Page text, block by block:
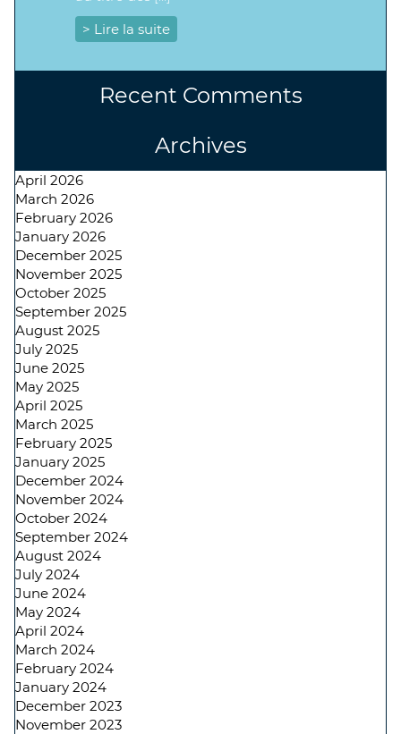
> Lire la suite
Recent Comments
Archives
April 2026
March 2026
February 2026
January 2026
December 2025
November 2025
October 2025
September 2025
August 2025
July 2025
June 2025
May 2025
April 2025
March 2025
February 2025
January 2025
December 2024
November 2024
October 2024
September 2024
August 2024
July 2024
June 2024
May 2024
April 2024
March 2024
February 2024
January 2024
December 2023
November 2023